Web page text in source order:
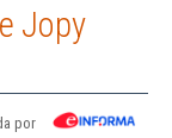
Jopy
por